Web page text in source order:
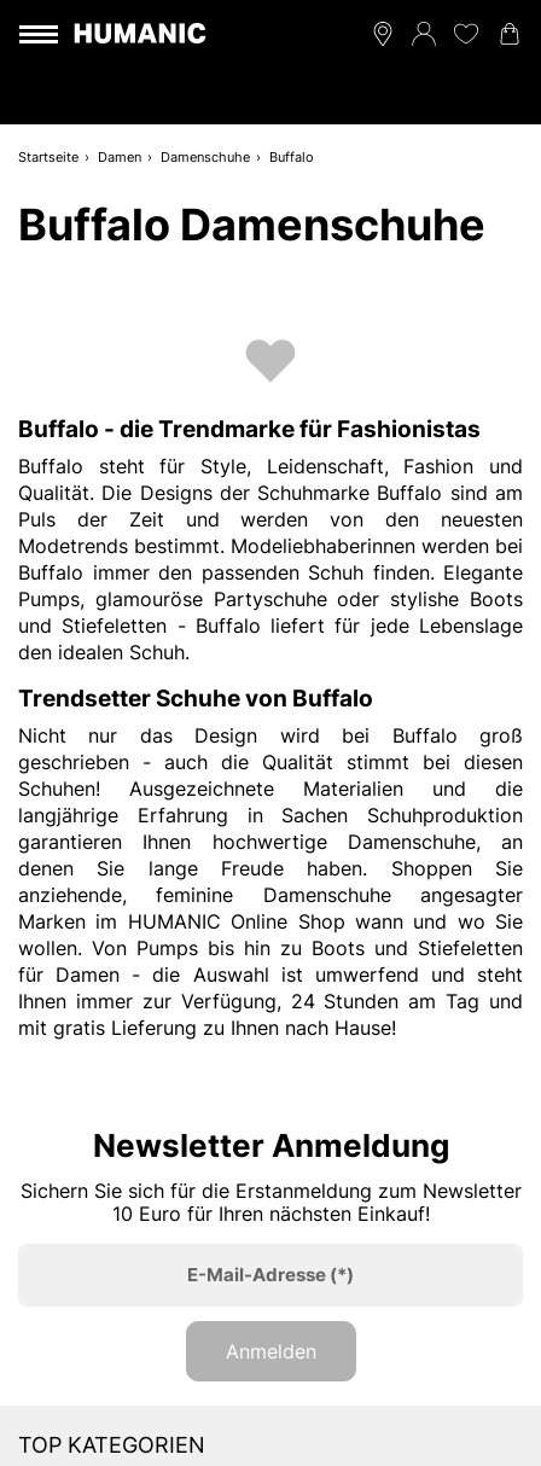
Startseite Damen Damenschuhe Buffalo
Buffalo Damenschuhe
Buffalo - die Trendmarke für Fashionistas
Buffalo steht für Style, Leidenschaft, Fashion und
Qualität. Die Designs der Schuhmarke Buffalo sind am
Puls der Zeit und werden von den neuesten
Modetrends bestimmt. Modeliebhaberinnen werden bei
Buffalo immer den passenden Schuh finden. Elegante
Pumps, glamouröse Partyschuhe oder stylishe Boots
und Stiefeletten - Buffalo liefert für jede Lebenslage
den idealen Schuh.
Trendsetter Schuhe von Buffalo
Nicht nur das Design wird bei Buffalo groß
geschrieben - auch die Qualität stimmt bei diesen
Schuhen! Ausgezeichnete Materialien und die
langjährige Erfahrung in Sachen Schuhproduktion
garantieren Ihnen hochwertige Damenschuhe, an
denen Sie lange Freude haben. Shoppen Sie
anziehende, feminine Damenschuheangesagter
Marken im HUMANIC Online Shop wann und wo Sie
wollen. Von Pumps bis hin zu Boots und Stiefeletten
für Damen - die Auswahl ist umwerfend und steht
Ihnen immer zur Verfügung, 24 Stunden am Tag und
mit gratis Lieferung zu Ihnen nach Hause!
Newsletter Anmeldung
Sichern Sie sich für die Erstanmeldung zum Newsletter
10 Euro für Ihren nächsten Einkauf!
E-Mail-Adresse (*)
Anmelden
TOP KATEGORIEN